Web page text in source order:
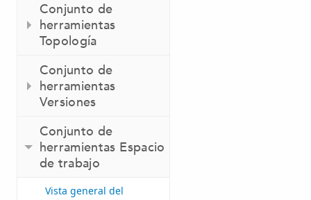
Conjunto de
herramientas
Topología
Conjunto de
herramientas
Versiones
Conjunto de
herramientas Espacio
de trabajo
Vista general del